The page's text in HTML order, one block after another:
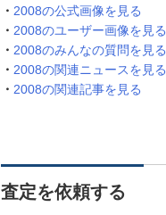
2008の公式画像を見る
2008のユーザー画像を見る
2008のみんなの質問を見る
2008の関連ニュースを見る
2008の関連記事を見る
査定を依頼する